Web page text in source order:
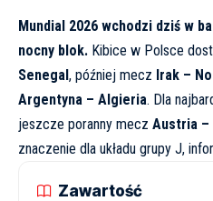
Mundial 2026 wchodzi dziś w
nocny blok. Kibice w Polsce
Senegal , później mecz Irak –
Argentyna – Algieria. Dla
jeszcze poranny mecz Austria –
znaczenie dla układu grupy J,
Zawartość